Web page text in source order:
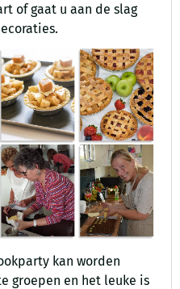
of gaat u aan de slag
kan worden
groepen en het leuke is